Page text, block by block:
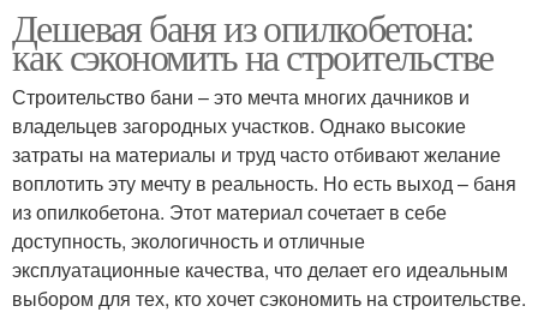
Дешевая баня из опилкобетона:
как сэкономить на строительстве
Строительство бани – это мечта многих дачников и
владельцев загородных участков. Однако высокие
затраты на материалы и труд часто отбивают желание
воплотить эту мечту в реальность. Но есть выход – баня
из опилкобетона. Этот материал сочетает в себе
доступность, экологичность и отличные
эксплуатационные качества, что делает его идеальным
выбором для тех, кто хочет сэкономить на строительстве.